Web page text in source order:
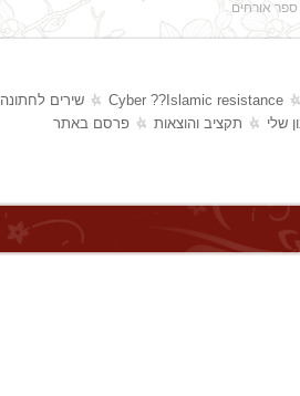
ספר אורחים
Cyber ??Islamic resistance שירים לחתונה
שלי תקציב והוצאות פרסם באתר